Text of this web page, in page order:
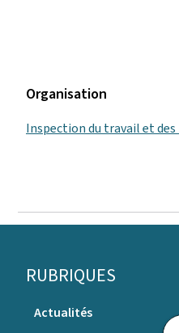
Organisation
Inspection du travail et
Pied
de
RUBRIQUES
Actualités